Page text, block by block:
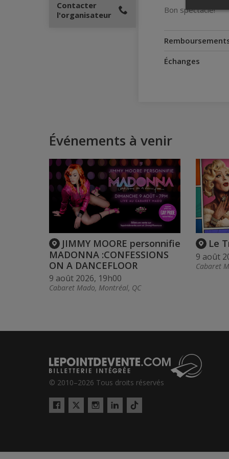
Bon spectacle!
Échanges
Contacter
l'organisateur
Événements à venir
JIMMY MOORE personnifie
MADONNA :CONFESSIONS
ON A DANCEFLOOR
9 août 2026, 19h00
Cabaret Mado, Montréal, QC
Le
9 août
Cabaret
© 2010–2026 Tous droits réservés
Facebook
Twitter
InstagramLinkedIn
Tiktok